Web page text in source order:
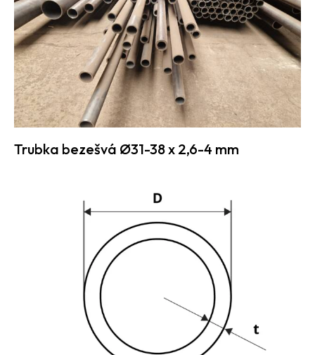
Trubka bezešvá Ø31-38 x 2,6-4 mm